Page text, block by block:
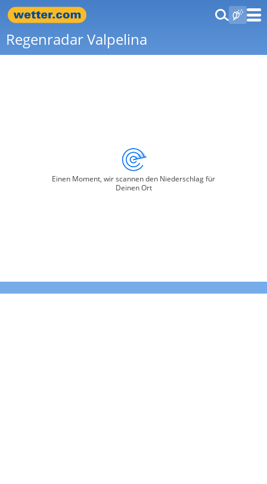
Regenradar Valpelina
Einen Moment, wir scannen den Niederschlag für
Deinen Ort